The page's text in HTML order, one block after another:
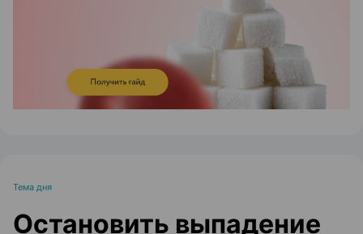
Тема дня
Остановить выпадение